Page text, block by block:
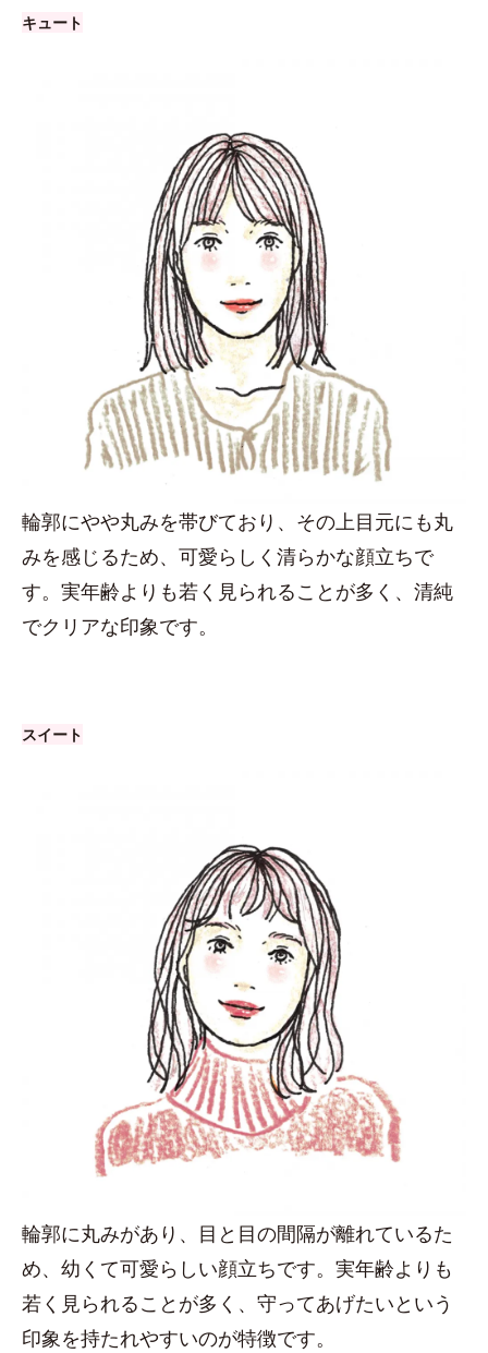
キュート
輪郭にやや丸みを帯びており、その上目元にも丸
みを感じるため、可愛らしく清らかな顔立ちで
す。実年齢よりも若く見られることが多く、清純
でクリアな印象です。
スイート
輪郭に丸みがあり、目と目の間隔が離れているた
め、幼くて可愛らしい顔立ちです。実年齢よりも
若く見られることが多く、守ってあげたいという
印象を持たれやすいのが特徴です。